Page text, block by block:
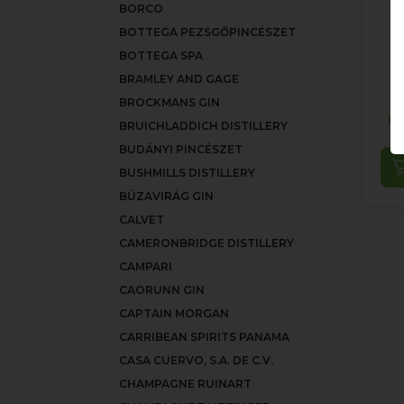
BORCO
BOTTEGA PEZSGŐPINCÉSZET
BOTTEGA SPA
BRAMLEY AND GAGE
BROCKMANS GIN
BRUICHLADDICH DISTILLERY
BUDÁNYI PINCÉSZET
BUSHMILLS DISTILLERY
BÚZAVIRÁG GIN
CALVET
CAMERONBRIDGE DISTILLERY
CAMPARI
CAORUNN GIN
CAPTAIN MORGAN
CARRIBEAN SPIRITS PANAMA
CASA CUERVO, S.A. DE C.V.
CHAMPAGNE RUINART